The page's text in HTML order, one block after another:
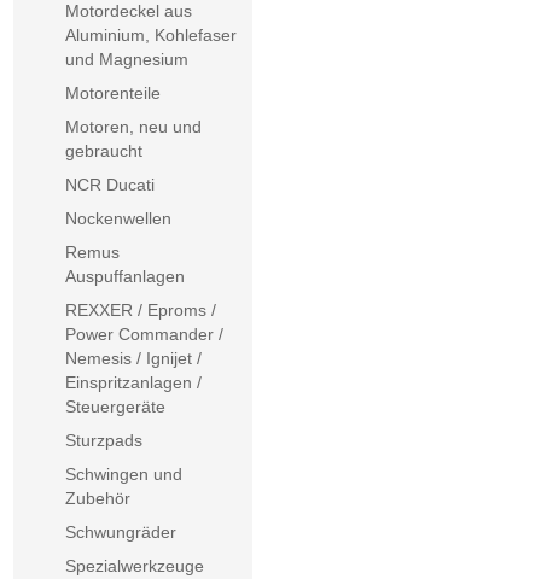
Motordeckel aus
Aluminium, Kohlefaser
und Magnesium
Motorenteile
Motoren, neu und
gebraucht
NCR Ducati
Nockenwellen
Remus
Auspuffanlagen
REXXER / Eproms /
Power Commander /
Nemesis / Ignijet /
Einspritzanlagen /
Steuergeräte
Sturzpads
Schwingen und
Zubehör
Schwungräder
Spezialwerkzeuge